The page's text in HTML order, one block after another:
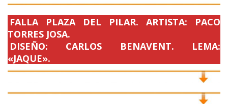
FALLA PLAZA DEL PILAR. ARTISTA: PACO
TORRES JOSA.
DISEÑO: CARLOS BENAVENT. LEMA:
«JAQUE».